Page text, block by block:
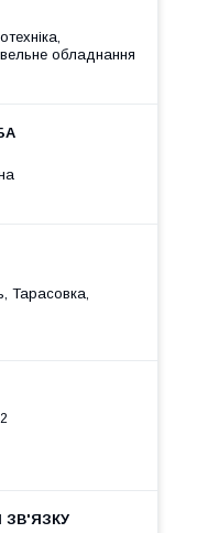
обладнання
Тарасовка,